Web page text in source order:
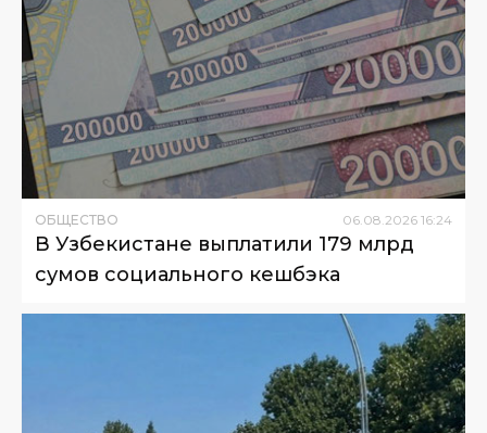
ОБЩЕСТВО 06.08.2026 16:24
В Узбекистане выплатили 179 млрд
сумов социального кешбэка